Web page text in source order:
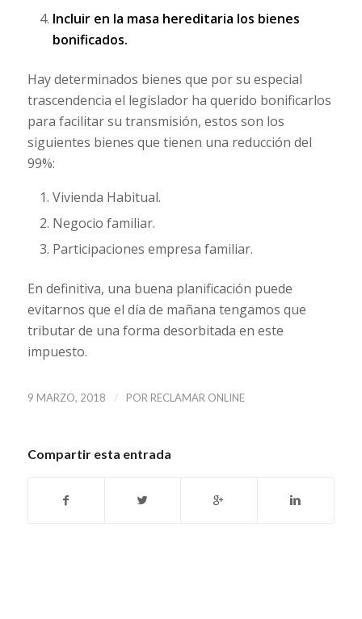
Incluir en la masa hereditaria los bienes
bonificados.
Hay determinados bienes que por su especial
trascendencia el legislador ha querido bonificarlos
para facilitar su transmisión, estos son los
siguientes bienes que tienen una reducción del
99%:
Vivienda Habitual.
Negocio familiar.
Participaciones empresa familiar.
En definitiva, una buena planificación puede
evitarnos que el día de mañana tengamos que
tributar de una forma desorbitada en este
impuesto.
9 MARZO, 2018 / POR RECLAMAR ONLINE
Compartir esta entrada